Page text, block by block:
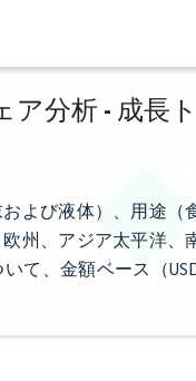
分析 - 成長
よび液体）、用途
州、アジア太平洋、
て、金額ベース（